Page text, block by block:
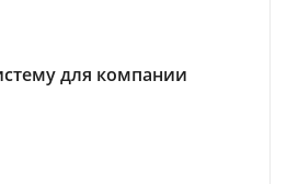
для компании